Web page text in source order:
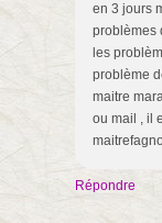
en 3 jours
problèmes
les
problème
maitre
ou mail , il
Répondre